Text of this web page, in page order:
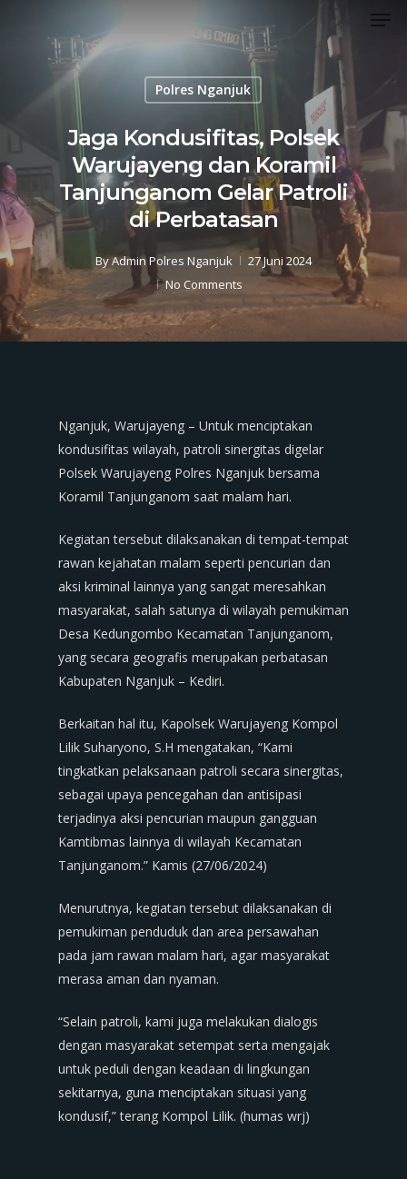
Polres Nganjuk
Jaga Kondusifitas, Polsek
Warujayeng dan Koramil
Tanjunganom Gelar Patroli
di Perbatasan
ByAdmin Polres Nganjuk
27 Juni 2024
No Comments
Nganjuk, Warujayeng – Untuk menciptakan
kondusifitas wilayah, patroli sinergitas digelar
Polsek Warujayeng Polres Nganjuk bersama
Koramil Tanjunganom saat malam hari.
Kegiatan tersebut dilaksanakan di tempat-tempat
rawan kejahatan malam seperti pencurian dan
aksi kriminal lainnya yang sangat meresahkan
masyarakat, salah satunya di wilayah pemukiman
Desa Kedungombo Kecamatan Tanjunganom,
yang secara geografis merupakan perbatasan
Kabupaten Nganjuk – Kediri.
Berkaitan hal itu, Kapolsek Warujayeng Kompol
Lilik Suharyono, S.H mengatakan, “Kami
tingkatkan pelaksanaan patroli secara sinergitas,
sebagai upaya pencegahan dan antisipasi
terjadinya aksi pencurian maupun gangguan
Kamtibmas lainnya di wilayah Kecamatan
Tanjunganom.” Kamis (27/06/2024)
Menurutnya, kegiatan tersebut dilaksanakan di
pemukiman penduduk dan area persawahan
pada jam rawan malam hari, agar masyarakat
merasa aman dan nyaman.
“Selain patroli, kami juga melakukan dialogis
dengan masyarakat setempat serta mengajak
untuk peduli dengan keadaan di lingkungan
sekitarnya, guna menciptakan situasi yang
kondusif,” terang Kompol Lilik. (humas wrj)